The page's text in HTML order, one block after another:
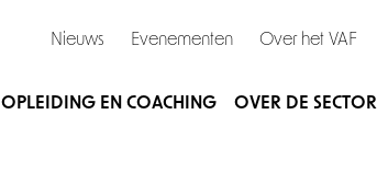
Nieuws Evenementen Over het VAF
OPLEIDING EN COACHING OVER DE SECTOR